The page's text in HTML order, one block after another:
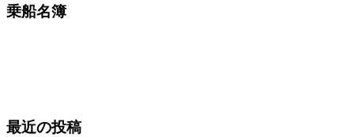
乗船名簿
最近の投稿